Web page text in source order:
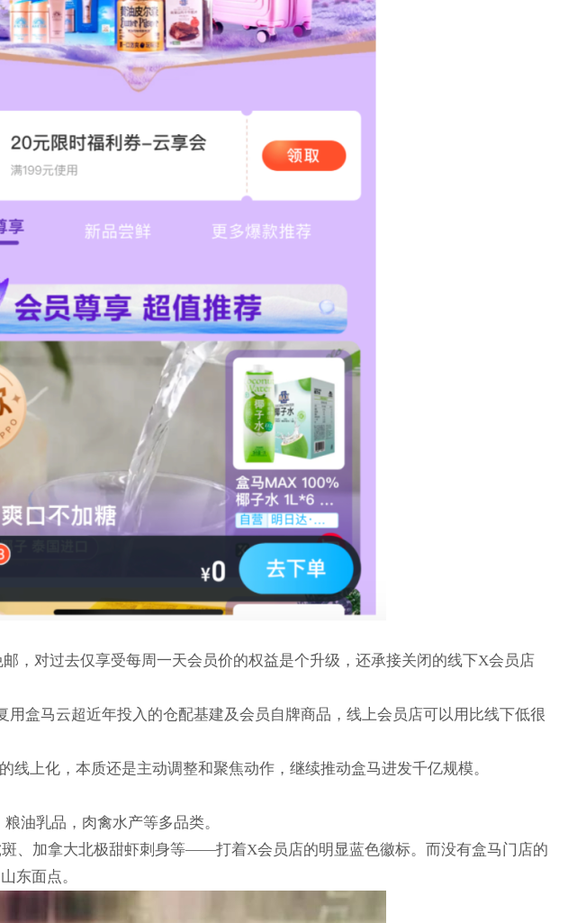
，对过去仅享受每周一天会员价的权益是个升级，还承接关闭的线下X会员店
盒马云超近年投入的仓配基建及会员自牌商品，线上会员店可以用比线下低很
上化，本质还是主动调整和聚焦动作，继续推动盒马进发千亿规模。
油乳品，肉禽水产等多品类。
、加拿大北极甜虾刺身等——打着X会员店的明显蓝色徽标。而没有盒马门店的
东面点。